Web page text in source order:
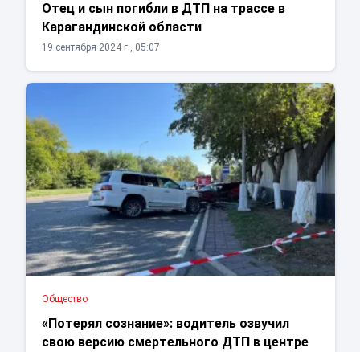
Отец и сын погибли в ДТП на трассе в
Карагандинской области
19 сентября 2024 г., 05:07
Общество
«Потерял сознание»: водитель озвучил
свою версию смертельного ДТП в центре